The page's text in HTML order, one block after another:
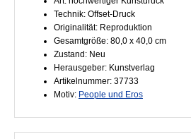
Technik: Offset-Druck
Originalität: Reproduktion
Gesamtgröße: 80,0 x 40,0 cm
Zustand: Neu
Herausgeber: Kunstverlag
Artikelnummer: 37733
Motiv: People und Eros